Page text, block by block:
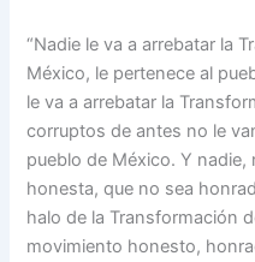
“Nadie le va a arrebatar la
México, le pertenece al
le va a arrebatar la
corruptos de antes no le
pueblo de México. Y
honesta, que no sea
halo de la Transformación
movimiento honesto,